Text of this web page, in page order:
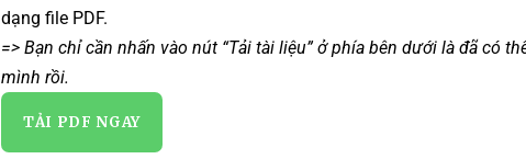
dạng file PDF.
=> Bạn chỉ cần nhấn vào nút “Tải tài liệu” ở phía bên dưới là đã có
mình rồi.
TẢI PDF NGAY